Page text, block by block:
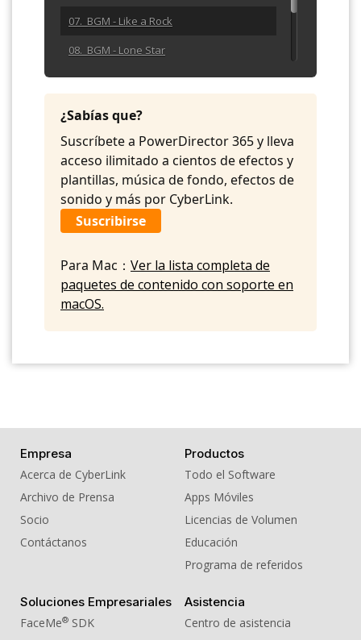
07. BGM - Like a Rock
08. BGM - Lone Star
09. BGM - Make It Right
10. BGM - No Clouds in Sight
¿Sabías que?
Suscríbete a PowerDirector 365 y lleva
acceso ilimitado a cientos de efectos y
plantillas, música de fondo, efectos de
sonido y más por CyberLink.
Suscribirse
Para Mac： Ver la lista completa de
paquetes de contenido con soporte en
macOS.
Empresa
Acerca de CyberLink
Archivo de Prensa
Socio
Contáctanos
Productos
Todo el Software
Apps Móviles
Licencias de Volumen
Educación
Programa de referidos
Soluciones Empresariales
FaceMe® SDK
Asistencia
Centro de asistencia